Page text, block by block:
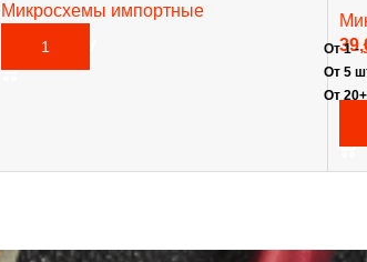
Микросхемы импортные
В КОРЗИНУ От 1 -
От 5
От